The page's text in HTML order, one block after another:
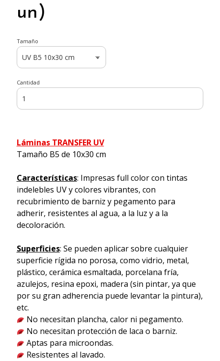
un)
Tamaño
Cantidad
Láminas TRANSFER UV
Tamaño B5 de 10x30 cm
Características: Impresas full color con tintas
indelebles UV y colores vibrantes, con
recubrimiento de barniz y pegamento para
adherir, resistentes al agua, a la luz y a la
decoloración.
Superficies: Se pueden aplicar sobre cualquier
superficie rígida no porosa, como vidrio, metal,
plástico, cerámica esmaltada, porcelana fría,
azulejos, resina epoxi, madera (sin pintar, ya que
por su gran adherencia puede levantar la pintura),
etc.
No necesitan plancha, calor ni pegamento.
No necesitan protección de laca o barniz.
Aptas para microondas.
Resistentes al lavado.